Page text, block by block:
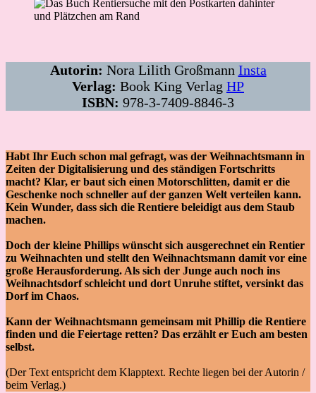
Autorin: Nora Lilith Großmann Insta
Verlag: Book King Verlag HP
ISBN: 978-3-7409-8846-3
Habt Ihr Euch schon mal gefragt, was der Weihnachtsmann in
Zeiten der Digitalisierung und des ständigen Fortschritts
macht? Klar, er baut sich einen Motorschlitten, damit er die
Geschenke noch schneller auf der ganzen Welt verteilen kann.
Kein Wunder, dass sich die Rentiere beleidigt aus dem Staub
machen.
Doch der kleine Phillips wünscht sich ausgerechnet ein Rentier
zu Weihnachten und stellt den Weihnachtsmann damit vor eine
große Herausforderung. Als sich der Junge auch noch ins
Weihnachtsdorf schleicht und dort Unruhe stiftet, versinkt das
Dorf im Chaos.
Kann der Weihnachtsmann gemeinsam mit Phillip die Rentiere
finden und die Feiertage retten? Das erzählt er Euch am besten
selbst.
(Der Text entspricht dem Klapptext. Rechte liegen bei der Autorin /
beim Verlag.)